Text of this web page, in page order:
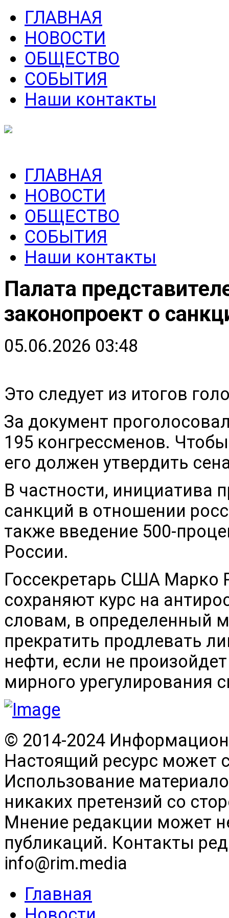
ГЛАВНАЯ
НОВОСТИ
ОБЩЕСТВО
СОБЫТИЯ
Наши контакты
ГЛАВНАЯ
НОВОСТИ
ОБЩЕСТВО
СОБЫТИЯ
Наши контакты
Палата
законопроект о
05.06.2026 03:48
Это следует из итогов
За документ
195 конгрессменов.
его должен утвердить
В частности, инициатива
санкций в отношении
также введение 500-
России.
Госсекретарь США Марко
сохраняют курс на
словам, в определенный
прекратить продлевать
нефти, если не
мирного урегулирования
© 2014-2024
Настоящий ресурс может
Использование
никаких претензий со
Мнение редакции может
публикаций. Контакты
info@rim.media
Главная